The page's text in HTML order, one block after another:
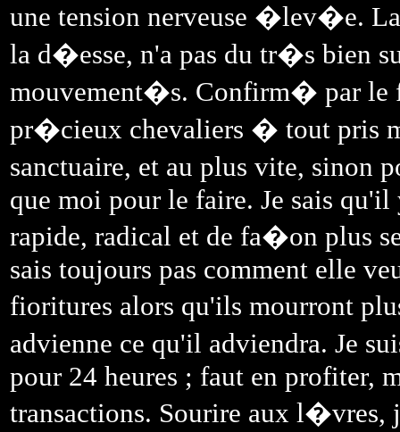
une tension nerveuse �lev�e.
la d�esse, n'a pas du tr�s bien
mouvement�s. Confirm� par
pr�cieux chevaliers � tout pris
sanctuaire, et au plus vite, sinon
que moi pour le faire. Je sais qu'il
rapide, radical et de fa�on plus
sais toujours pas comment elle
fioritures alors qu'ils mourront
advienne ce qu'il adviendra. Je
pour 24 heures ; faut en profiter,
transactions. Sourire aux